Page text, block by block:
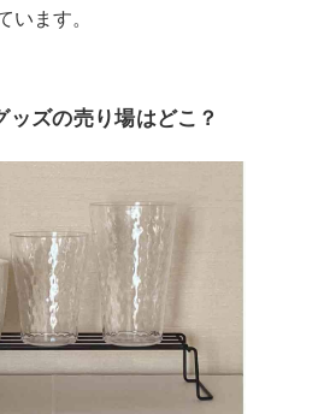
います。
ッズの売り場はどこ？